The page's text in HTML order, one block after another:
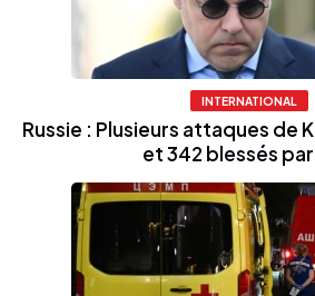
INTERNATIONAL
Russie : Plusieurs attaques de
et 342 blessés